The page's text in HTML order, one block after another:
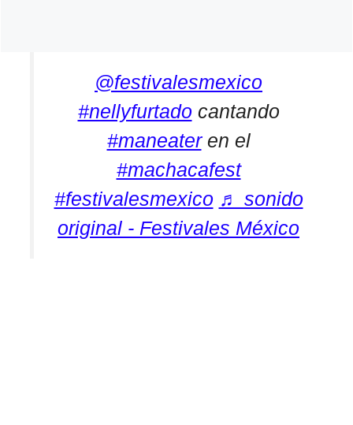
@festivalesmexico
#nellyfurtado cantando
#maneateren el
#machacafest
#festivalesmexico ♬ sonido
original - Festivales México